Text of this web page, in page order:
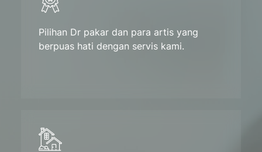
Pilihan Dr pakar dan para artis yang
berpuas hati dengan servis kami.